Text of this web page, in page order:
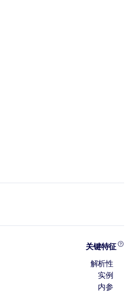
关键特征
解析性
实例
内参